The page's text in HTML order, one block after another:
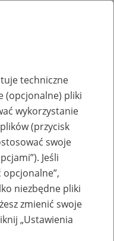
lub
pracy
techniczne
(opcjonalne) pliki
wykorzystanie
(przycisk
swoje
Jeśli
opcjonalne”,
niezbędne pliki
zmienić swoje
„Ustawienia